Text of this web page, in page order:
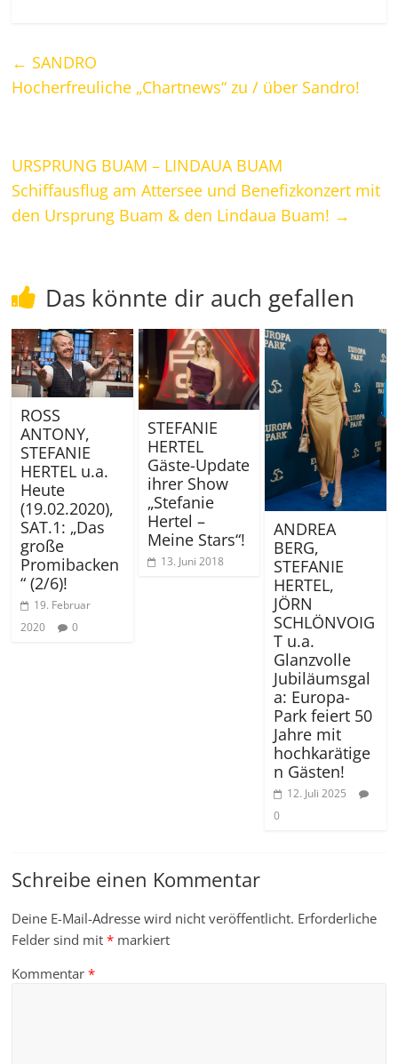
← SANDRO
Hocherfreuliche „Chartnews“ zu / über Sandro!
URSPRUNG BUAM – LINDAUA BUAM
Schiffausflug am Attersee und Benefizkonzert mit
den Ursprung Buam & den Lindaua Buam! →
Das könnte dir auch gefallen
ROSS
ANTONY,
STEFANIE
HERTEL u.a.
Heute
(19.02.2020),
SAT.1: „Das
große
Promibacken
“ (2/6)!
19. Februar
2020
0
STEFANIE
HERTEL
Gäste-Update
ihrer Show
„Stefanie
Hertel –
Meine Stars“!
13. Juni 2018
ANDREA
BERG,
STEFANIE
HERTEL,
JÖRN
SCHLÖNVOIG
T u.a.
Glanzvolle
Jubiläumsgal
a: Europa-
Park feiert 50
Jahre mit
hochkarätige
n Gästen!
12. Juli 2025
0
Schreibe einen Kommentar
Deine E-Mail-Adresse wird nicht veröffentlicht. Erforderliche
Felder sind mit* markiert
Kommentar*